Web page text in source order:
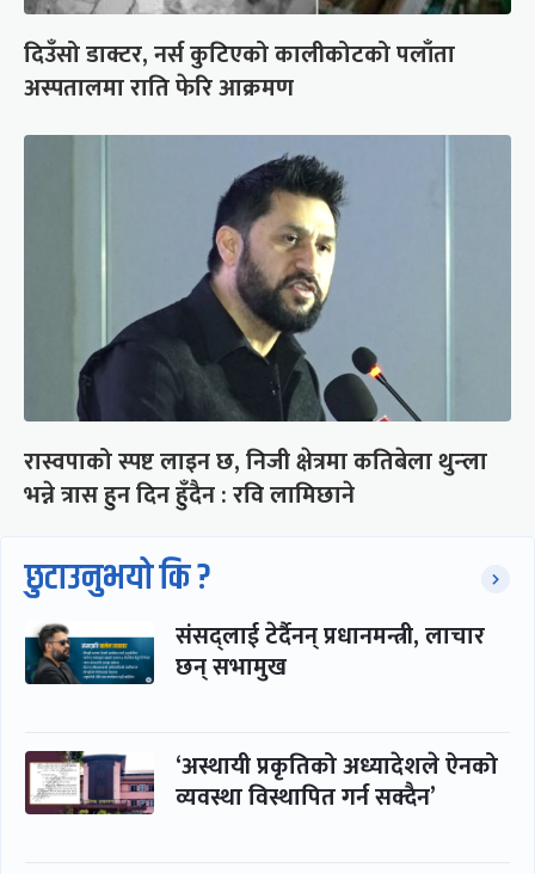
दिउँसो डाक्टर, नर्स कुटिएको कालीकोटको पलाँता
अस्पतालमा राति फेरि आक्रमण
रास्वपाको स्पष्ट लाइन छ, निजी क्षेत्रमा कतिबेला थुन्ला
भन्ने त्रास हुन दिन हुँदैन : रवि लामिछाने
छुटाउनुभयो कि ?
संसद्लाई टेर्दैनन् प्रधानमन्त्री, लाचार
छन् सभामुख
‘अस्थायी प्रकृतिको अध्यादेशले ऐनको
व्यवस्था विस्थापित गर्न सक्दैन’